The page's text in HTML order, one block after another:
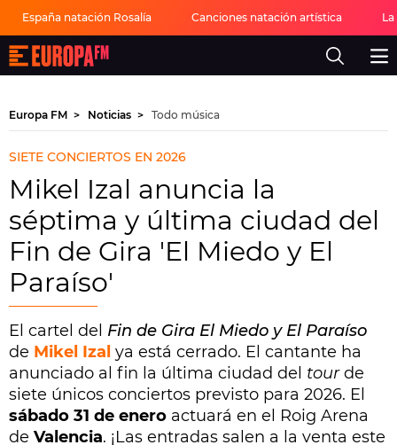
España natación Rosalía Canciones natación artística
Europa
FM
-
mejor
música,
virales,
celebrities
y
estilo
de
vida
|
Europa
FM
Europa FM Noticias Todo música
SIETE CONCIERTOS EN 2026
Mikel Izal anuncia la
séptima y última ciudad del
Fin de Gira 'El Miedo y El
Paraíso'
El cartel del Fin de Gira El Miedo y El Paraíso
de Mikel Izal ya está cerrado. El cantante ha
anunciado al fin la última ciudad del tourde
siete únicos conciertos previsto para 2026. El
sábado 31 de enero actuará en el Roig Arena
de Valencia. ¡Las entradas salen a la venta este